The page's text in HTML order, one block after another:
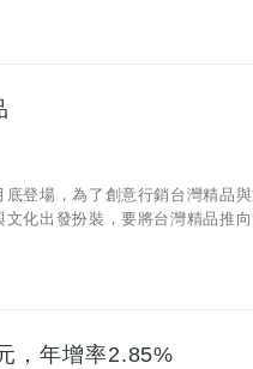
登場，為了創意行銷台灣精品
化出發扮裝，要將台灣精品推向
，年增率2.85%